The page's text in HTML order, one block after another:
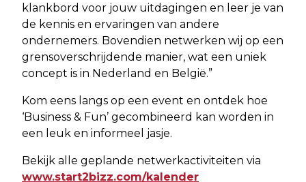
klankbord voor jouw uitdagingen en leer je van
de kennis en ervaringen van andere
ondernemers. Bovendien netwerken wij op een
grensoverschrijdende manier, wat een uniek
concept is in Nederland en België.”
Kom eens langs op een event en ontdek hoe
‘Business & Fun’ gecombineerd kan worden in
een leuk en informeel jasje.
Bekijk alle geplande netwerkactiviteiten via
www.start2bizz.com/kalender